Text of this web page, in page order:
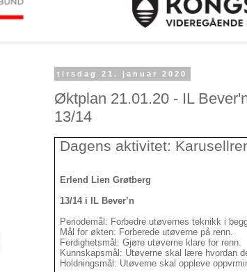
tirsdag 21. januar 2020
Øktplan 21.01.20 - IL
13/14
Dagens aktivitet:
Erlend Lien Grøtberg
13/14 i IL Bever’n
Periodemål: Forbedre utøvernes teknikk i
Mål for økten: Forberede utøverne på renn.
Ferdighetsmål: Gjøre utøverne klare for renn.
Kunnskapsmål: Utøverne skal lære hvordan
Holdningsmål: Utøverne skal oppleve